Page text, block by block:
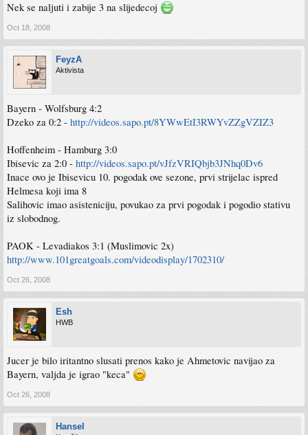
Nek se naljuti i zabije 3 na slijedecoj
Oct 18, 2008
FeyzA
Aktivista
Bayern - Wolfsburg 4:2
Dzeko za 0:2 - http://videos.sapo.pt/8YWwEtI3RWYvZZgVZIZ3
Hoffenheim - Hamburg 3:0
Ibisevic za 2:0 - http://videos.sapo.pt/vJfzVRIQbjb3JNhq0Dv6
Inace ovo je Ibisevicu 10. pogodak ove sezone, prvi strijelac ispred
Helmesa koji ima 8
Salihovic imao asisteniciju, povukao za prvi pogodak i pogodio stativu
iz slobodnog.
PAOK - Levadiakos 3:1 (Muslimovic 2x)
http://www.101greatgoals.com/videodisplay/1702310/
Oct 26, 2008
Esh
HWB
Jucer je bilo iritantno slusati prenos kako je Ahmetovic navijao za
Bayern, valjda je igrao "keca"
Oct 26, 2008
Hansel